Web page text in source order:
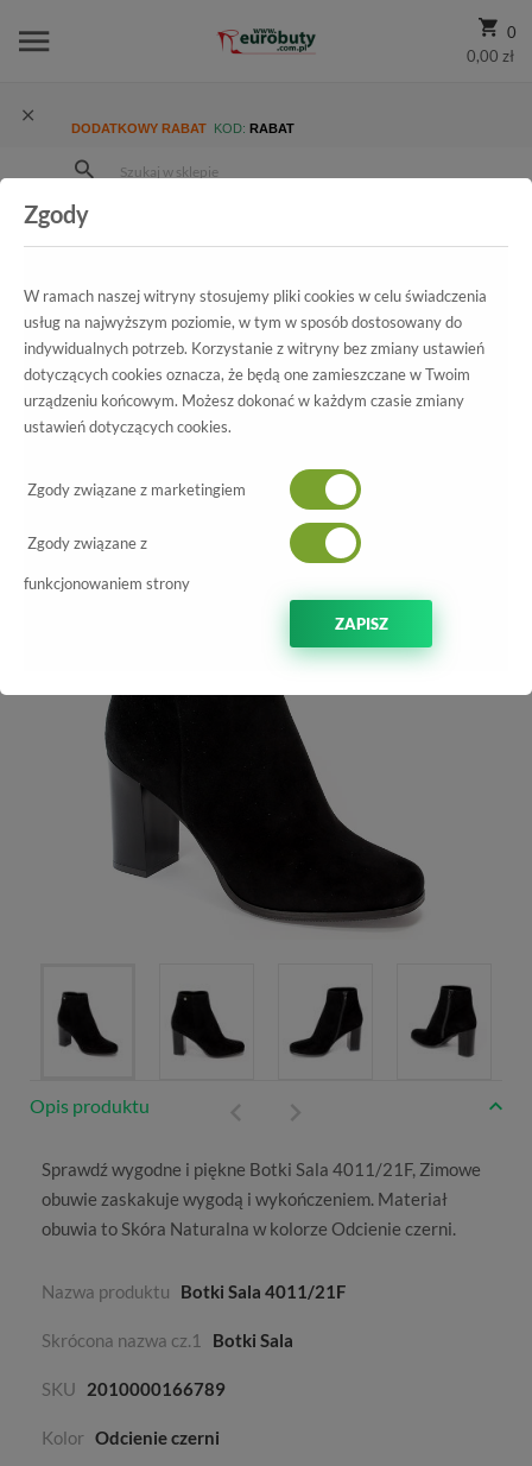
0
0,00 zł
DODATKOWY RABAT KOD: RABAT
Kolekcja damska
Botki Botki Sala 4011/21F
Wszystkie produkty
Botki Sala
4011/21F
Opis produktu
Sprawdź wygodne i piękne Botki Sala 4011/21F, Zimowe
obuwie zaskakuje wygodą i wykończeniem. Materiał
obuwia toSkóra Naturalna w kolorze Odcienie czerni.
Nazwa produktu Botki Sala 4011/21F
Skrócona nazwa cz.1 Botki Sala
SKU 2010000166789
Kolor Odcienie czerni
Zgody
W ramach naszej witryny stosujemy pliki cookies w celu świadczenia
usług na najwyższym poziomie, w tym w sposób dostosowany do
indywidualnych potrzeb. Korzystanie z witryny bez zmiany ustawień
dotyczących cookies oznacza, że będą one zamieszczane w Twoim
urządzeniu końcowym. Możesz dokonać w każdym czasie zmiany
ustawień dotyczących cookies.
Zgody związane z marketingiem
Zgody związane z
funkcjonowaniem strony
ZAPISZ